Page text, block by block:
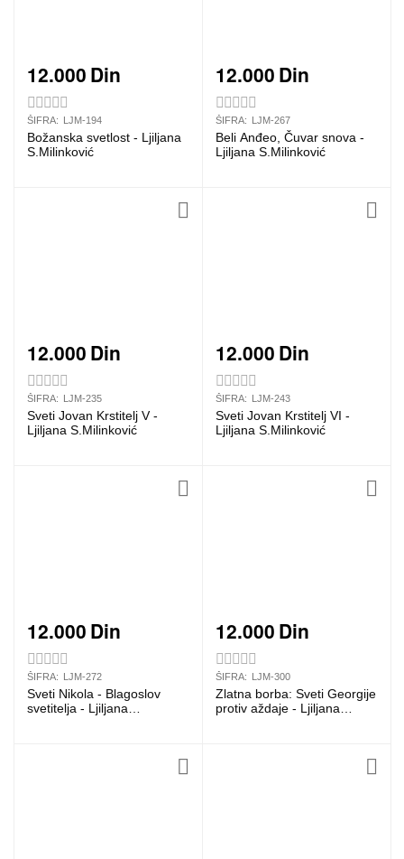
12.000 Din
ŠIFRA: LJM-194
Božanska svetlost - Ljiljana
S.Milinković
12.000 Din
ŠIFRA: LJM-267
Beli Anđeo, Čuvar snova -
Ljiljana S.Milinković
12.000 Din
ŠIFRA: LJM-235
Sveti Jovan Krstitelj V -
Ljiljana S.Milinković
12.000 Din
ŠIFRA: LJM-243
Sveti Jovan Krstitelj VI -
Ljiljana S.Milinković
12.000 Din
ŠIFRA: LJM-272
Sveti Nikola - Blagoslov
svetitelja - Ljiljana
12.000 Din
ŠIFRA: LJM-300
Zlatna borba: Sveti Georgije
protiv aždaje - Ljiljana